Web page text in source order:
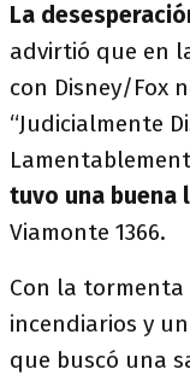
La
advirtió que en
con Disney/Fox
“Judicialmente
tuvo una buena
Viamonte 1366.
Con la tormenta
incendiarios y
que buscó una